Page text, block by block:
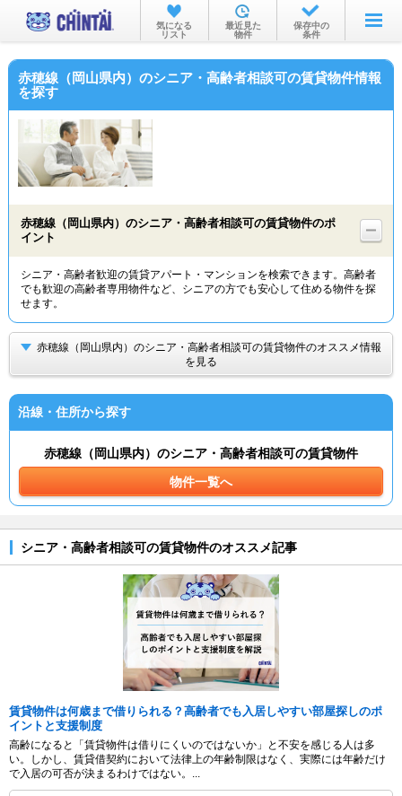
お部屋を探す
沿線・駅から
不動産会社から
気になる
リスト
最近見た
物件
保存中の
条件
赤穂線（岡山県内）のシニア・高齢者相談可の賃貸物件情報
を探す
赤穂線（岡山県内）のシニア・高齢者相談可の賃貸物件のポ
イント
シニア・高齢者歓迎の賃貸アパート・マンションを検索できます。高齢者
でも歓迎の高齢者専用物件など、シニアの方でも安心して住める物件を探
せます。
赤穂線（岡山県内）のシニア・高齢者相談可の賃貸物件のオススメ情報
を見る
沿線・住所から探す
赤穂線（岡山県内）のシニア・高齢者相談可の賃貸物件
物件一覧へ
シニア・高齢者相談可の賃貸物件のオススメ記事
賃貸物件は何歳まで借りられる？高齢者でも入居しやすい部屋探しのポ
イントと支援制度
高齢になると「賃貸物件は借りにくいのではないか」と不安を感じる人は多
い。しかし、賃貸借契約において法律上の年齢制限はなく、実際には年齢だけ
で入居の可否が決まるわけではない。...